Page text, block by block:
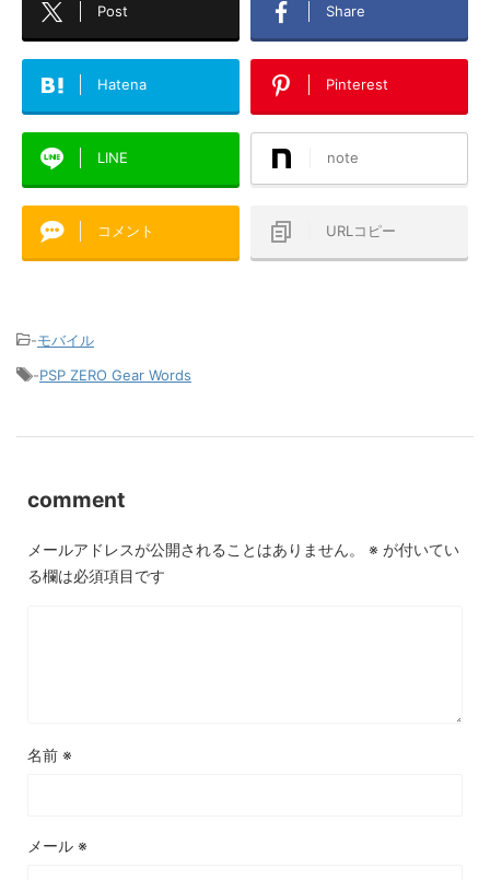
Post Share
Hatena Pinterest
LINE note
コメント URLコピー
-モバイル
-PSP ZERO Gear Words
comment
メールアドレスが公開されることはありません。 ※ が付いてい
る欄は必須項目です
名前 ※
メール ※